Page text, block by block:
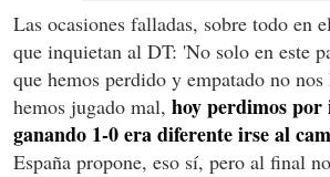
Las ocasiones falladas, sobre todo en
que inquietan al DT: 'No solo en este
que hemos perdido y empatado no nos
hemos jugado mal, hoy perdimos por
ganando 1-0 era diferente irse al
España propone, eso sí, pero al final